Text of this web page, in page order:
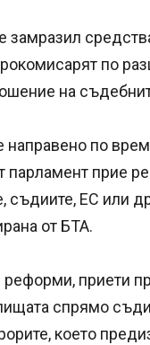
замразил
по
на
направено по
парламент прие
съдиите, ЕС или
от БТА.
реформи, приети
спрямо
което